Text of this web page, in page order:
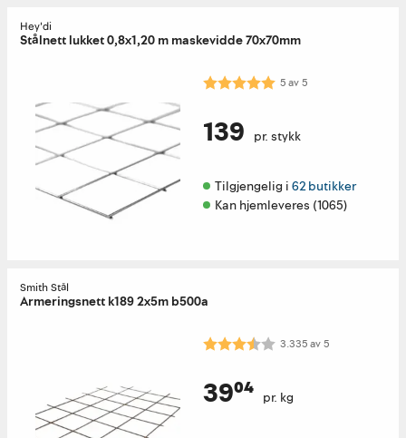
Hey'di
Stålnett lukket 0,8x1,20 m maskevidde 70x70mm
Karakter: 5.0 av 5 mulige
5av5
139 pr. stykk
Tilgjengelig i 62 butikker
Kan hjemleveres (1065)
Smith Stål
Armeringsnett k189 2x5m b500a
Karakter: 3.3 av 5 mulige
3.335av5
39⁰⁴ pr. kg